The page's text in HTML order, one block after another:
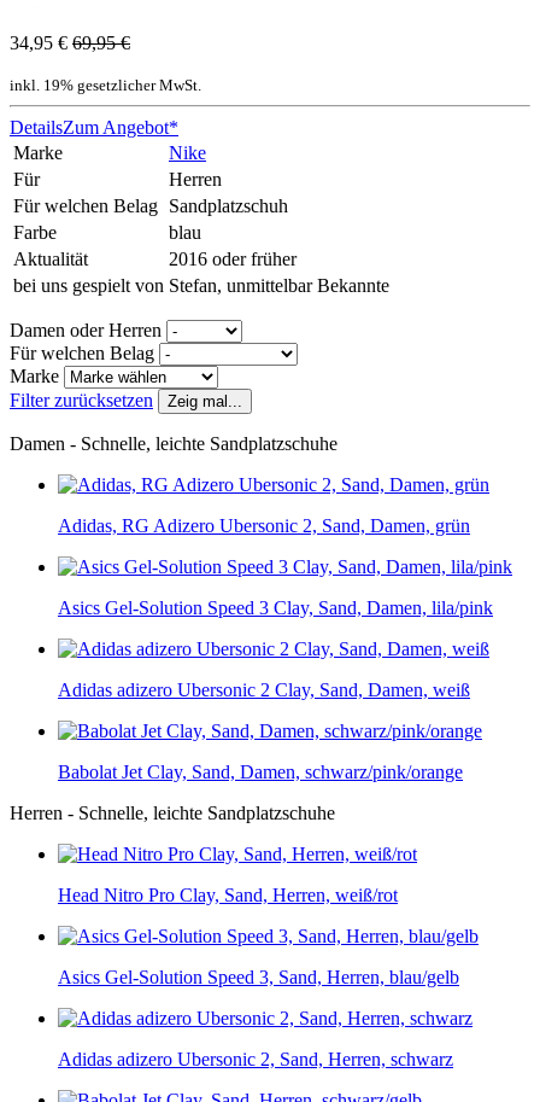
34,95 € 69,95 €
inkl. 19% gesetzlicher MwSt.
DetailsZum Angebot*
Marke
Nike
Für
Herren
Für welchen Belag Sandplatzschuh
Farbe
blau
Aktualität
2016 oder früher
bei uns gespielt von Stefan, unmittelbar Bekannte
Damen oder Herren
Für welchen Belag
Marke
Filter zurücksetzen
Zeig mal...
Damen - Schnelle, leichte Sandplatzschuhe
Adidas, RG Adizero Ubersonic 2, Sand, Damen, grün
Asics Gel-Solution Speed 3 Clay, Sand, Damen, lila/pink
Adidas adizero Ubersonic 2 Clay, Sand, Damen, weiß
Babolat Jet Clay, Sand, Damen, schwarz/pink/orange
Herren - Schnelle, leichte Sandplatzschuhe
Head Nitro Pro Clay, Sand, Herren, weiß/rot
Asics Gel-Solution Speed 3, Sand, Herren, blau/gelb
Adidas adizero Ubersonic 2, Sand, Herren, schwarz